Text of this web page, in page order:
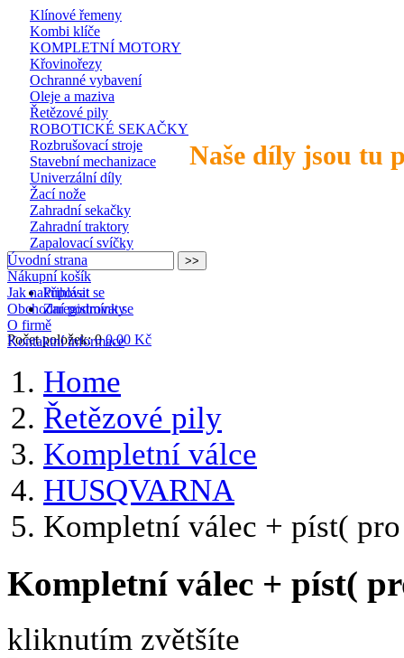
Naše díly jsou tu
Klínové řemeny
Kombi klíče
KOMPLETNÍ MOTORY
Křovinořezy
Ochranné vybavení
Oleje a maziva
Řetězové pily
ROBOTICKÉ SEKAČKY
Rozbrušovací stroje
Stavební mechanizace
Univerzální díly
Žací nože
Zahradní sekačky
Zahradní traktory
Zapalovací svíčky
Přihlásit se
Zaregistrovat se
Počet položek: 0 0,00 Kč
Úvodní strana
Nákupní košík
Jak nakupovat
Obchodní podmínky
O firmě
Kontaktní informace
Home
Řetězové pily
Kompletní válce
HUSQVARNA
Kompletní válec + píst(
Kompletní válec + píst(
kliknutím zvětšíte